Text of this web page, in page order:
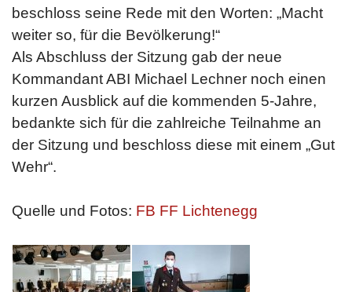
beschloss seine Rede mit den Worten: „Macht
weiter so, für die Bevölkerung!“
Als Abschluss der Sitzung gab der neue
Kommandant ABI Michael Lechner noch einen
kurzen Ausblick auf die kommenden 5-Jahre,
bedankte sich für die zahlreiche Teilnahme an
der Sitzung und beschloss diese mit einem „Gut
Wehr“.
Quelle und Fotos: FB FF Lichtenegg